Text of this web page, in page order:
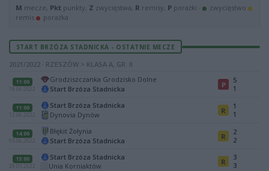
M mecze, Pkt punkty, Z zwycięstwa, R remisy, P porażki ·
zwycięstwo
remis
porażka
START BRZÓZA STADNICKA - OSTATNIE MECZE
2021/2022 · RZESZÓW > KLASA A, GR. II
11:00
19.06.2022
Grodziszczanka Grodzisko Dolne
Start Brzóza Stadnicka
P
5
1
11:00
12.06.2022
Start Brzóza Stadnicka
Dynovia Dynów
R
1
1
14:00
05.06.2022
Błękit Żołynia
Start Brzóza Stadnicka
R
2
2
15:00
29.05.2022
Start Brzóza Stadnicka
Unia Korniaktów
R
3
3